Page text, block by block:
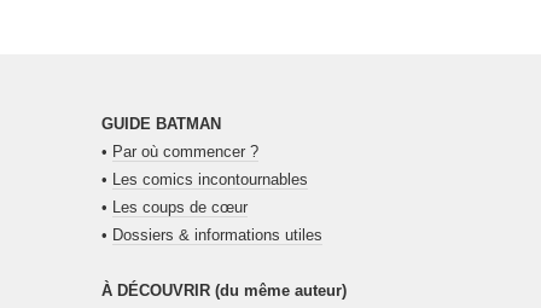
GUIDE BATMAN
• Par où commencer ?
•
Les comics incontournables
•
Les coups de cœur
• Dossiers & informations utiles
À DÉCOUVRIR (du même auteur)